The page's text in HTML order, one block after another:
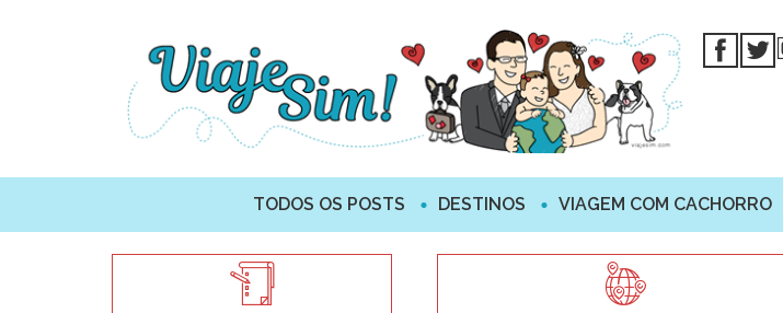
TODOS OS POSTS DESTINOS VIAGEM COM CACHORRO